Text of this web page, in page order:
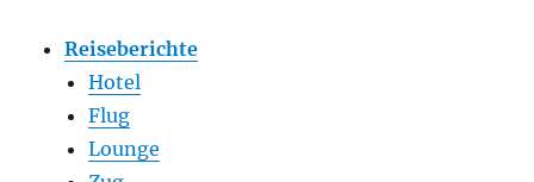
Reiseberichte
Hotel
Flug
Lounge